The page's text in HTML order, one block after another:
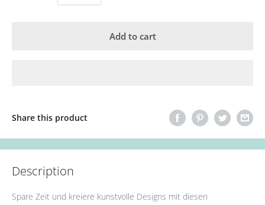
Add to cart
Share this product
Description
Spare Zeit und kreiere kunstvolle Designs mit diesen